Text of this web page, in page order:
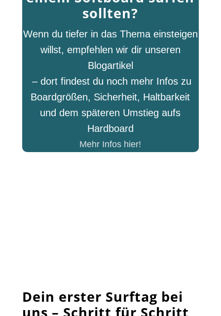
sollten?
Wenn du tiefer in das Thema einsteigen
willst, empfehlen wir dir unseren
Blogartikel
– dort findest du noch mehr Infos zu
Boardgrößen, Sicherheit, Haltbarkeit
und dem späteren Umstieg aufs
Hardboard
Mehr Infos hier!
Dein erster Surftag bei
uns – Schritt für Schritt